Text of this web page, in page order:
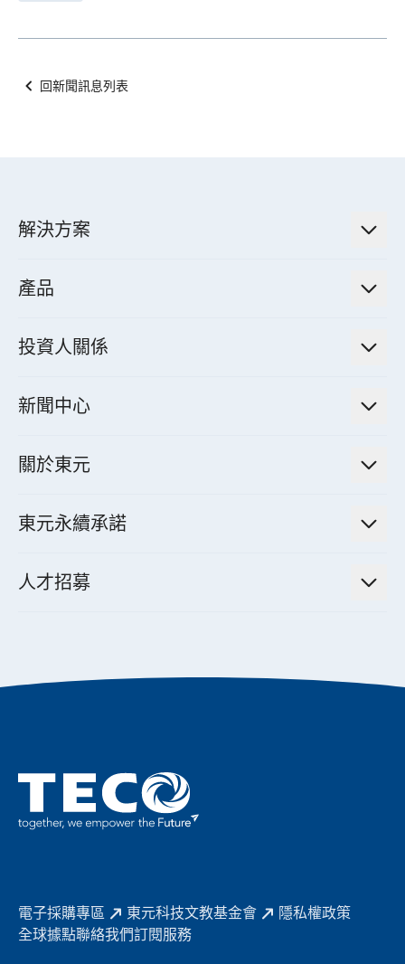
回新聞訊息列表
解決方案
電氣化解決方案
工業控制自動化解決方案
智慧商用空調節能解決方案
資料中心解決方案
產品
高效馬達與節能系統
減速機
機器關節模組系統
全領域空調產品
投資人關係
股東專欄
新聞中心
關於東元
公司治理
東元永續承諾
促進低碳轉型
永續報告書
人才招募
電子採購專區 東元科技文教基金會
隱私權政策
全球據點聯絡我們訂閱服務